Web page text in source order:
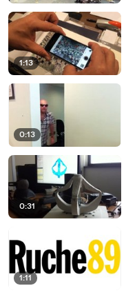
1:13
0:13
0:31
1:11